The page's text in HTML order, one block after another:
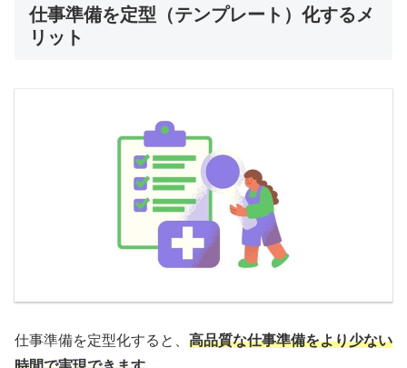
仕事準備を定型（テンプレート）化するメ
リット
仕事準備を定型化すると、 高品質な仕事準備をより少ない